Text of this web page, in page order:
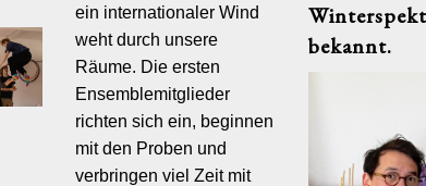
BACKSTAGE FOTOALBUM PHILOSOPHIE
ein internationaler Wind
weht durch unsere
Räume. Die ersten
Ensemblemitglieder
richten sich ein, beginnen
mit den Proben und
verbringen viel Zeit mit
bekannt.